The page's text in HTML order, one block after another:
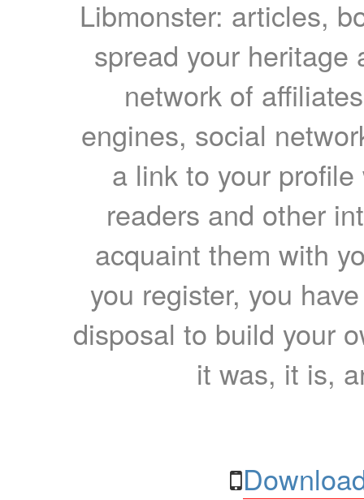
Libmonster: articles,
spread your heritage
network of
engines, social
a link to your
readers and other
acquaint them with
you register, you
disposal to build your
it was, it is,